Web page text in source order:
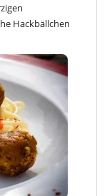
Hackbällchen